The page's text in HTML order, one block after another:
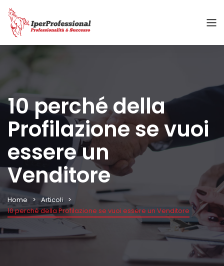
10 perché della
Profilazione se vuoi
essere un
Venditore
Home
Articoli
10 perché della Profilazione se vuoi essere un Venditore